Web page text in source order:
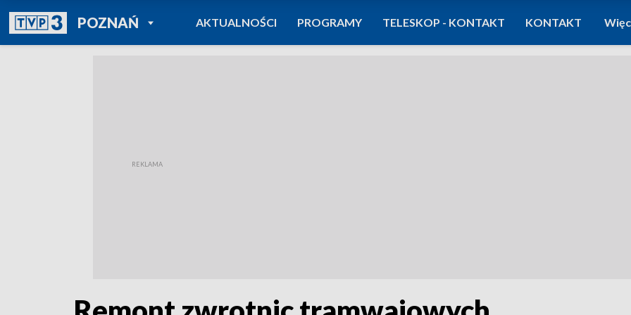
POZNAŃPOWRÓT DO
TVP REGIONY
AKTUALNOŚCI PROGRAMY TELESKOP - KONTAKT KONTAKT